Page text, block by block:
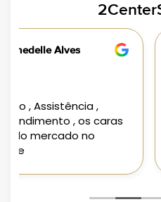
E.H
Muito bom, Suporte
rapidamente aos
dificuldades, não